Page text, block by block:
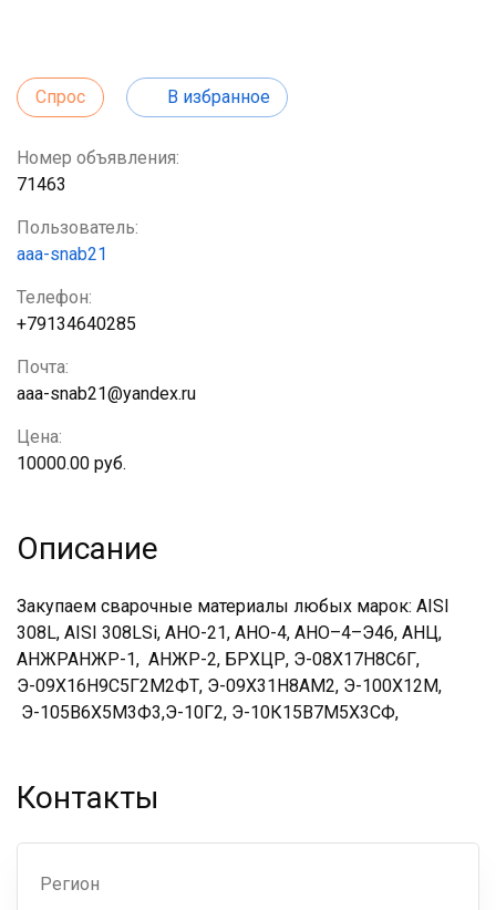
Спрос В избранное
Номер объявления:
71463
Пользователь:
aaa-snab21
Телефон:
+79134640285
Почта:
aaa-snab21@yandex.ru
Цена:
10000.00 руб.
Описание
Закупаем сварочные материалы любых марок: AISI
308L, AISI 308LSi, АНО-21, АНО-4, АНО–4–Э46, АНЦ,
АНЖРАНЖР-1, АНЖР-2, БРХЦР, Э-08Х17Н8С6Г,
Э-09Х16Н9С5Г2М2ФТ, Э-09Х31Н8АМ2, Э-100Х12М,
Э-105В6Х5М3Ф3,Э-10Г2, Э-10К15В7М5Х3СФ,
Контакты
Регион